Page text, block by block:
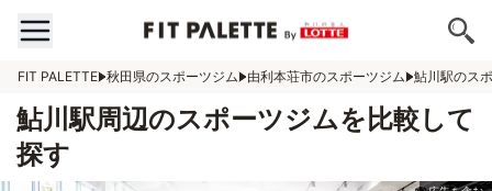
FIT PALETTE 秋田県のスポーツジム 由利本荘市のスポーツジム 鮎川駅のス
鮎川駅周辺のスポーツジムを比較して
探す